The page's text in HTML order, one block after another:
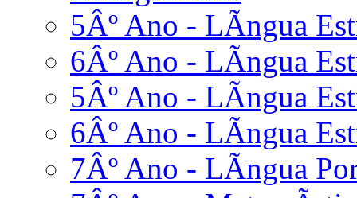
5Âº Ano - LÃ­ngua
6Âº Ano - LÃ­ngua
5Âº Ano - LÃ­ngua
6Âº Ano - LÃ­ngua
7Âº Ano - LÃ­ngua